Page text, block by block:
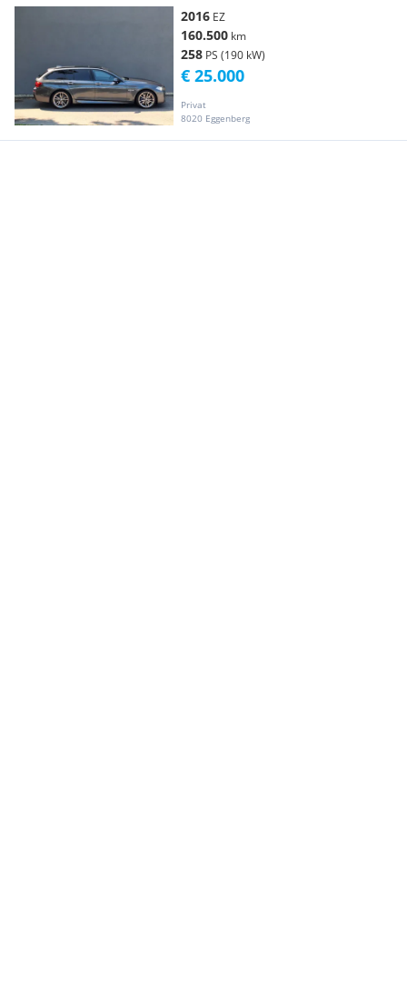
2016 EZ
160.500 km
258 PS (190 kW)
Privat
8020 Eggenberg
€ 25.000